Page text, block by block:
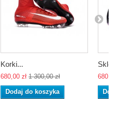
Korki...
680,00 zł 1 300,00 zł
Dodaj do koszyka